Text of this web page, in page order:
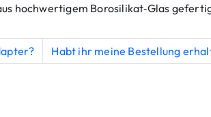
hochwertigem Borosilikat‑Glas
Habt ihr meine Bestellung